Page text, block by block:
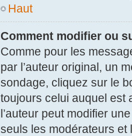
Haut
Comment modifier ou
Comme pour les
par l’auteur original, un
sondage, cliquez sur le
toujours celui auquel est
l’auteur peut modifier
seuls les modérateurs et